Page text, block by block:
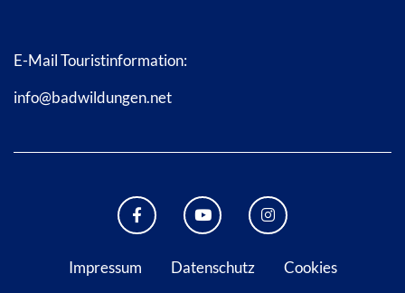
E-Mail Touristinformation:
info@badwildungen.net
FACEBOOK BAD WILDUNGEN
YOUTUBE KANAL STADT
INSTAGRAM
Impressum Datenschutz Cookies